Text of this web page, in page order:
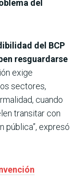
del
del BCP
resguardarse
exige
sectores,
cuando
transitar con
pública”, expresó